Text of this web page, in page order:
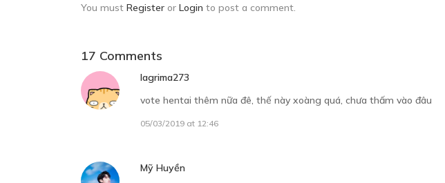
You must Register or Login to post a comment.
17 Comments
lagrima273
vote hentai thêm nữa đê, thế này xoàng quá, chưa thấm vào đâu
05/03/2019 at 12:46
Mỹ Huyền